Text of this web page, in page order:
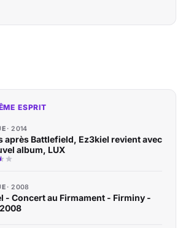
ESPRIT
2014
après Battlefield, Ez3kiel revient avec
album, LUX
2008
- Concert au Firmament - Firminy -